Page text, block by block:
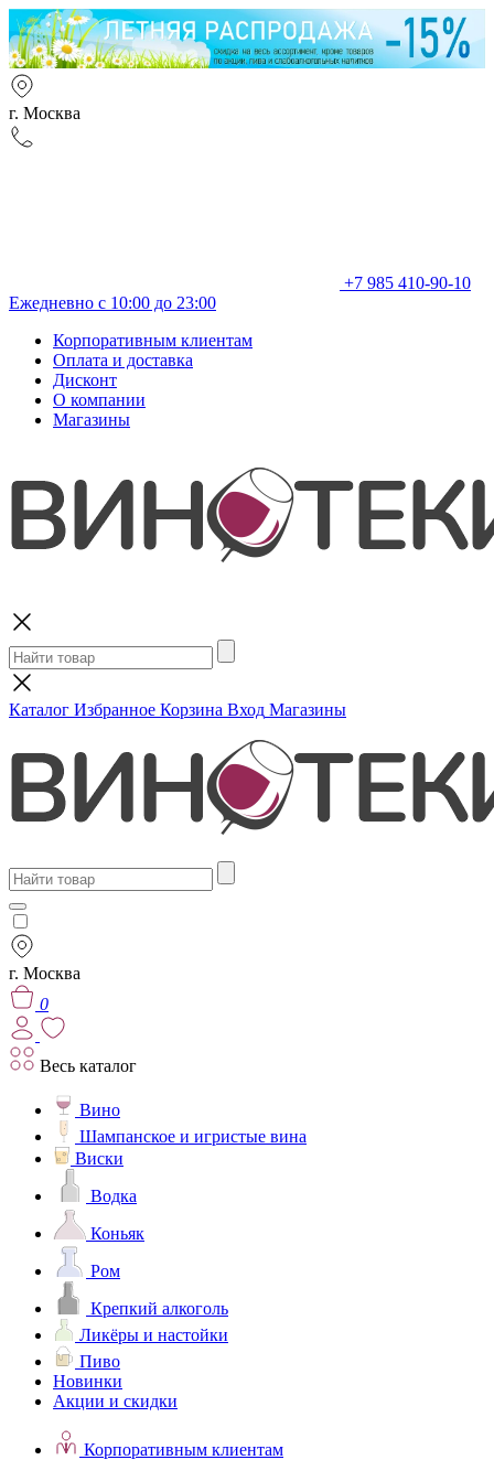
г. Москва
+7 985 410-90-10
Ежедневно с 10:00 до 23:00
Корпоративным клиентам
Оплата и доставка
Дисконт
О компании
Магазины
Каталог Избранное Корзина Вход Магазины
г. Москва
0
Весь каталог
Вино
Шампанское и игристые вина
Виски
Водка
Коньяк
Ром
Крепкий алкоголь
Ликёры и настойки
Пиво
Новинки
Акции и скидки
Корпоративным клиентам